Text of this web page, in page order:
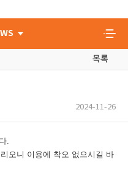
목록
2024-11-26
.
오니 이용에 착오 없으시길 바